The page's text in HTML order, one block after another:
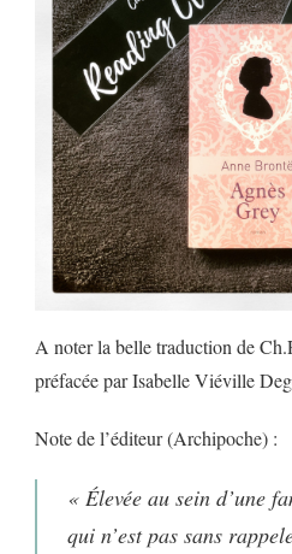
A noter la belle traduction de
préfacée par Isabelle Viéville
Note de l’éditeur (Archipoche) :
« Élevée au sein d’une
qui n’est pas sans